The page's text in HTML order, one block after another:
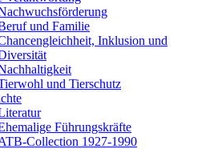
und Familie
Inklusion und
und Tierschutz
Führungskräfte
Collection 1927-1990